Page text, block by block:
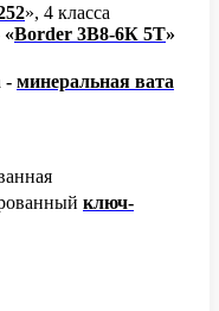
», 4 класса
«Border 3В8-6К 5Т»
- минеральная вата
ключ-